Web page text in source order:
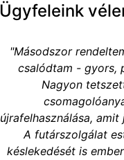
Ügyfeleink
"Másodszor
csalódtam - gyors,
Nagyon
újrafelhasználása, amit
A futárszolgálat
késlekedését is